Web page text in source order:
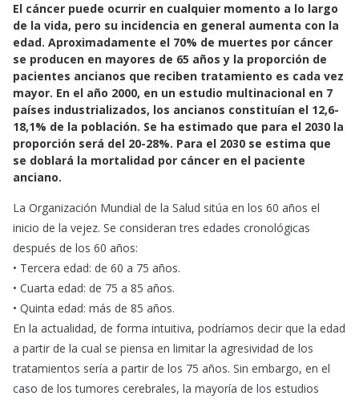
c
e
b
o
o
k
a
t
s
A
p
p
a
i
l
El cáncer puede ocurrir en cualquier momento a lo largo
de la vida, pero su incidencia en general aumenta con la
edad. Aproximadamente el 70% de muertes por cáncer
se producen en mayores de 65 años y la proporción de
pacientes ancianos que reciben tratamiento es cada vez
mayor. En el año 2000, en un estudio multinacional en 7
países industrializados, los ancianos constituían el 12,6-
18,1% de la población. Se ha estimado que para el 2030 la
proporción será del 20-28%. Para el 2030 se estima que
se doblará la mortalidad por cáncer en el paciente
anciano.
La Organización Mundial de la Salud sitúa en los 60 años el
inicio de la vejez. Se consideran tres edades cronológicas
después de los 60 años:
• Tercera edad: de 60 a 75 años.
• Cuarta edad: de 75 a 85 años.
• Quinta edad: más de 85 años.
En la actualidad, de forma intuitiva, podríamos decir que la edad
a partir de la cual se piensa en limitar la agresividad de los
tratamientos sería a partir de los 75 años. Sin embargo, en el
caso de los tumores cerebrales, la mayoría de los estudios